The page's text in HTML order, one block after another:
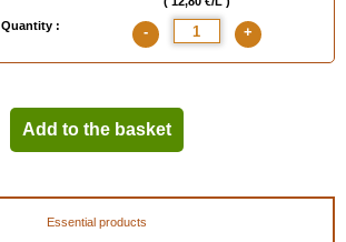
Quantity :
- +
Add to the basket
Essential products